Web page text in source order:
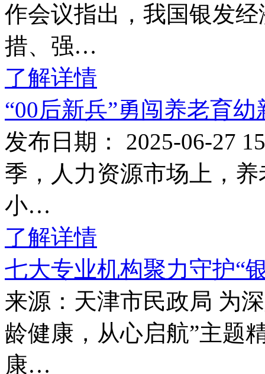
作会议指出，我国银发
措、强…
了解详情
“00后新兵”勇闯养老育幼
发布日期： 2025-06-27
季，人力资源市场上，
小…
了解详情
七大专业机构聚力守护“
来源：天津市民政局 为
龄健康，从心启航”主题
康…